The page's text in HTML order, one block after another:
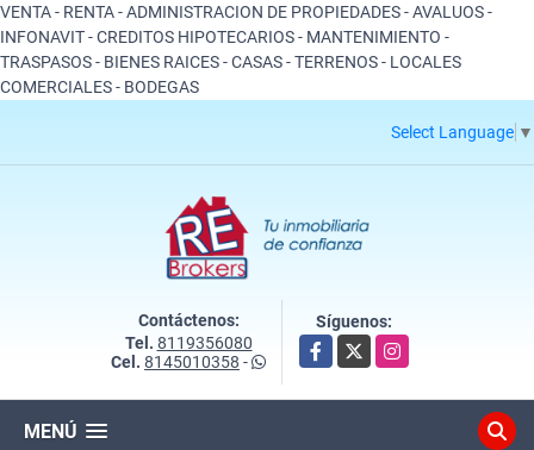
VENTA - RENTA - ADMINISTRACION DE PROPIEDADES - AVALUOS -
INFONAVIT - CREDITOS HIPOTECARIOS - MANTENIMIENTO -
TRASPASOS - BIENES RAICES - CASAS - TERRENOS - LOCALES
COMERCIALES - BODEGAS
Select Language ▼
Contáctenos:
Tel. 8119356080
Cel. 8145010358 -
Síguenos:
Facebook
X Instagram
MENÚ